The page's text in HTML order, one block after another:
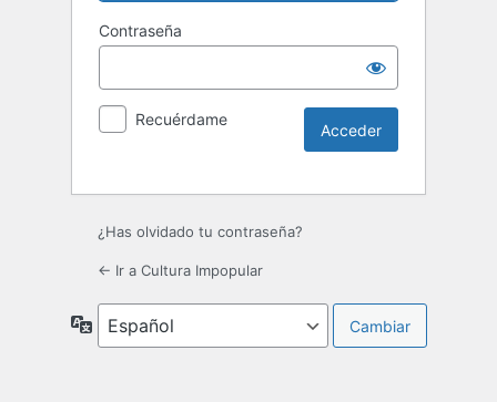
Contraseña
Recuérdame
¿Has olvidado tu contraseña?
← Ir a Cultura Impopular
Idioma